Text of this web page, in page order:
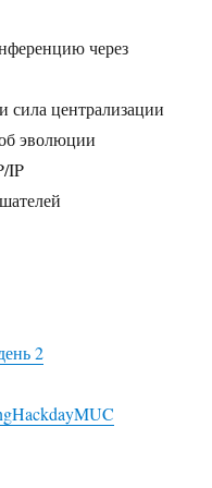
через
сила централизации
эволюции
IP
2